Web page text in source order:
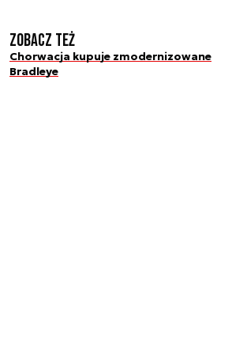
Zobacz też
Chorwacja kupuje zmodernizowane
Bradleye